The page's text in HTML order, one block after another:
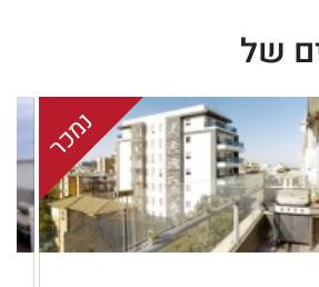
של
נמכר